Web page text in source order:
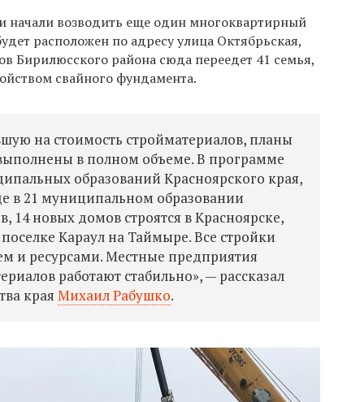
начали возводить еще один многоквартирный
расположен по адресу улица Октябрьская,
Бирилюсского района сюда переедет 41 семья,
свайного фундамента.
на стоимость стройматериалов, планы
в полном объеме. В программе
образований Красноярского края,
в 21 муниципальном образовании
новых домов строятся в Красноярске,
Караул на Таймыре. Все стройки
и ресурсами. Местные предприятия
работают стабильно», — рассказал
краяМихаил Рабушко.